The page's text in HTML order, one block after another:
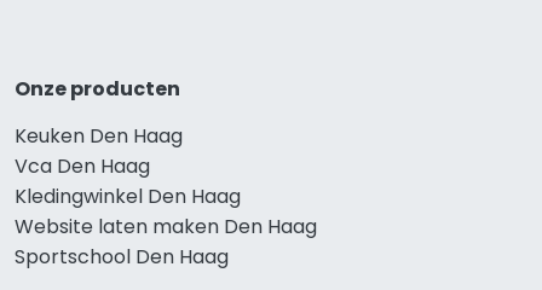
Onze producten
Keuken Den Haag
Vca Den Haag
Kledingwinkel Den Haag
Website laten maken Den Haag
Sportschool Den Haag